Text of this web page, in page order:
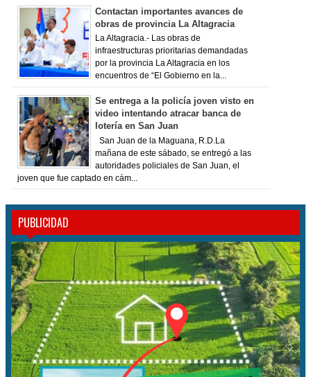
Contactan importantes avances de
obras de provincia La Altagracia
La Altagracia.- Las obras de
infraestructuras prioritarias demandadas
por la provincia La Altagracia en los
encuentros de “El Gobierno en la...
Se entrega a la policía joven visto en
video intentando atracar banca de
lotería en San Juan
San Juan de la Maguana, R.D.La
mañana de este sábado, se entregó a las
autoridades policiales de San Juan, el
joven que fue captado en cám...
PUBLICIDAD